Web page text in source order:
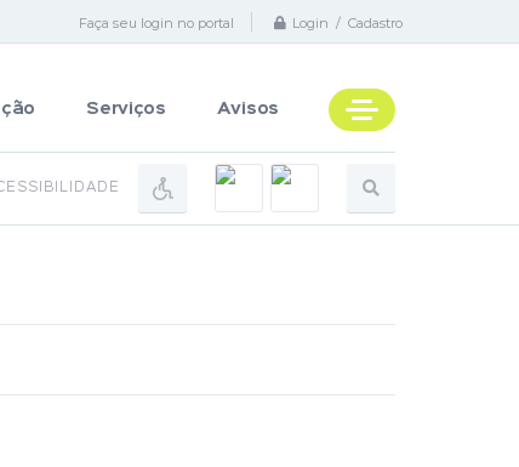
Faça seu login no portal Login / Cadastro
Serviços Avisos